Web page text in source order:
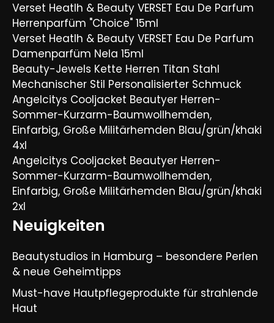
Verset Heatlh & Beauty VERSET Eau De Parfum
Herrenparfüm "Choice" 15ml
Verset Heatlh & Beauty VERSET Eau De Parfum
Damenparfüm Nela 15ml
Beauty-Jewels Kette Herren Titan Stahl
Mechanischer Stil Personalisierter Schmuck
Angelcitys Cooljacket Beautyer Herren-
Sommer-Kurzarm-Baumwollhemden,
Einfarbig, Große Militärhemden Blau/grün/khaki
4xl
Angelcitys Cooljacket Beautyer Herren-
Sommer-Kurzarm-Baumwollhemden,
Einfarbig, Große Militärhemden Blau/grün/khaki
2xl
Neuigkeiten
Beautystudios in Hamburg – besondere Perlen
& neue Geheimtipps
Must-have Hautpflegeprodukte für strahlende
Haut